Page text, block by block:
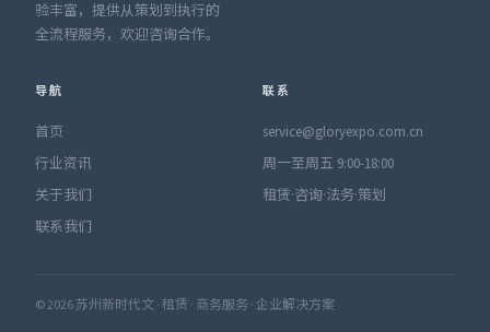
验丰富，提供从策划到执行的
全流程服务，欢迎咨询合作。
导航
首页
行业资讯
关于我们
联系我们
联系
service@gloryexpo.com.cn
周一至周五 9:00-18:00
租赁·咨询·法务·策划
© 2026 苏州新时代文 · 租赁 · 商务服务 · 企业解决方案